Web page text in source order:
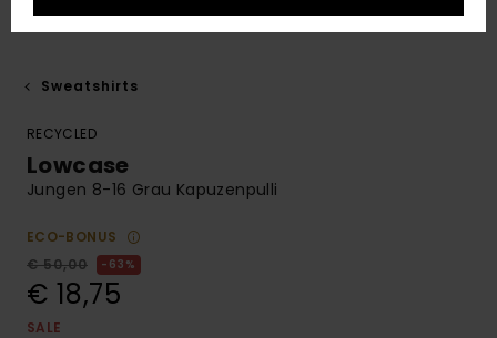
Sweatshirts
RECYCLED
Lowcase
Jungen 8-16 Grau Kapuzenpulli
ECO-BONUS
€ 50,00
63%
€ 18,75
SALE